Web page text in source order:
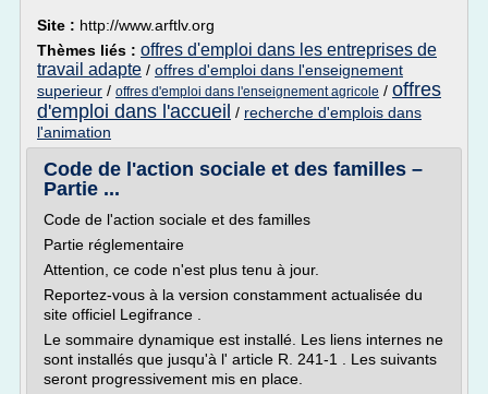
Site : http://www.arftlv.org
Thèmes liés : offres d'emploi dans les entreprises de
travail adapte / offres d'emploi dans l'enseignement
superieur / offres d'emploi dans l'enseignement agricole / offres
d'emploi dans l'accueil / recherche d'emplois dans
l'animation
Code de l'action sociale et des familles –
Partie ...
Code de l'action sociale et des familles
Partie réglementaire
Attention, ce code n'est plus tenu à jour.
Reportez-vous à la version constamment actualisée du
site officiel Legifrance .
Le sommaire dynamique est installé. Les liens internes ne
sont installés que jusqu'à l' article R. 241-1 . Les suivants
seront progressivement mis en place.